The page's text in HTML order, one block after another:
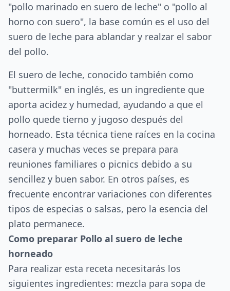
"pollo marinado en suero de leche" o "pollo al
horno con suero", la base común es el uso del
suero de leche para ablandar y realzar el sabor
del pollo.
El suero de leche, conocido también como
"buttermilk" en inglés, es un ingrediente que
aporta acidez y humedad, ayudando a que el
pollo quede tierno y jugoso después del
horneado. Esta técnica tiene raíces en la cocina
casera y muchas veces se prepara para
reuniones familiares o picnics debido a su
sencillez y buen sabor. En otros países, es
frecuente encontrar variaciones con diferentes
tipos de especias o salsas, pero la esencia del
plato permanece.
Como preparar Pollo al suero de leche
horneado
Para realizar esta receta necesitarás los
siguientes ingredientes: mezcla para sopa de